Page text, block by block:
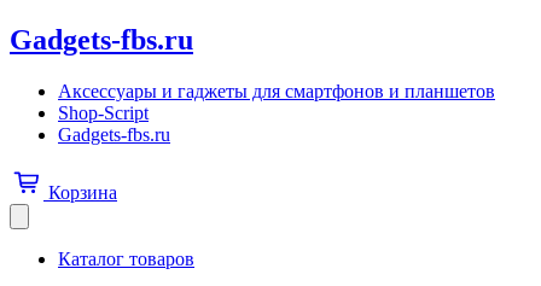
Gadgets-fbs.ru
Аксессуары и гаджеты для смартфонов и планшетов
Shop-Script
Gadgets-fbs.ru
Корзина
Каталог товаров